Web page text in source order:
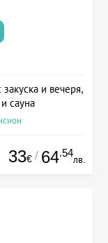
и вечеря,
сауна
33€ / 64.54
лв.